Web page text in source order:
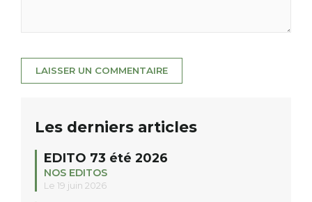
Les derniers articles
EDITO 73 été 2026
NOS EDITOS
Le 19 juin 2026